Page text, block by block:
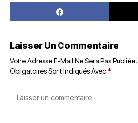
Laisser Un Commentaire
Votre Adresse E-Mail Ne Sera Pas Publiée.
Obligatoires Sont Indiqués Avec*